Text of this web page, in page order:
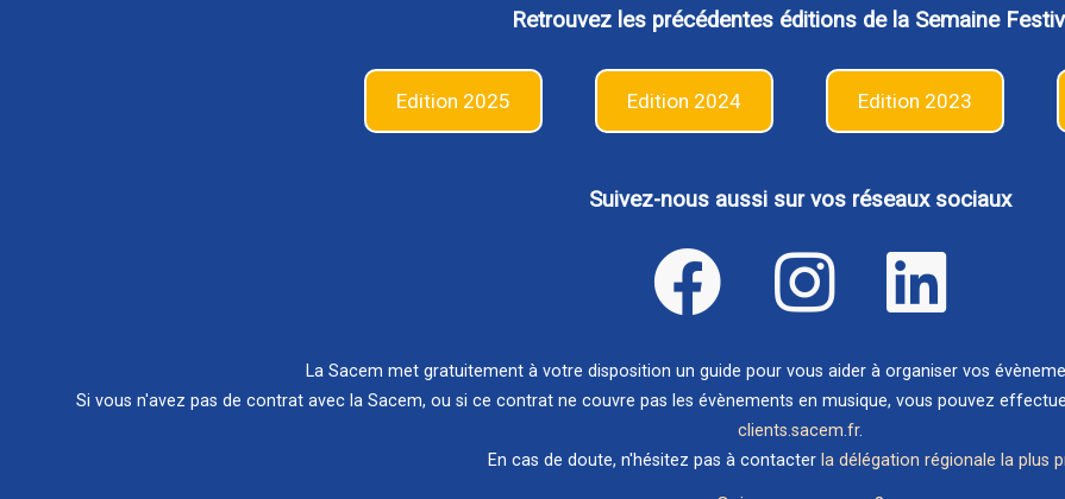
Retrouvez les précédentes éditions de la Semaine
Edition 2025 Edition 2024 Edition 2023
Suivez-nous aussi sur vos réseaux sociaux
La Sacem met gratuitement à votre disposition un guide pour vous aider à organiser vos
Si vous n'avez pas de contrat avec la Sacem, ou si ce contrat ne couvre pas les évènements en musique, vous pouvez
clients.sacem.fr.
En cas de doute, n'hésitez pas à contacter la délégation régionale la plus